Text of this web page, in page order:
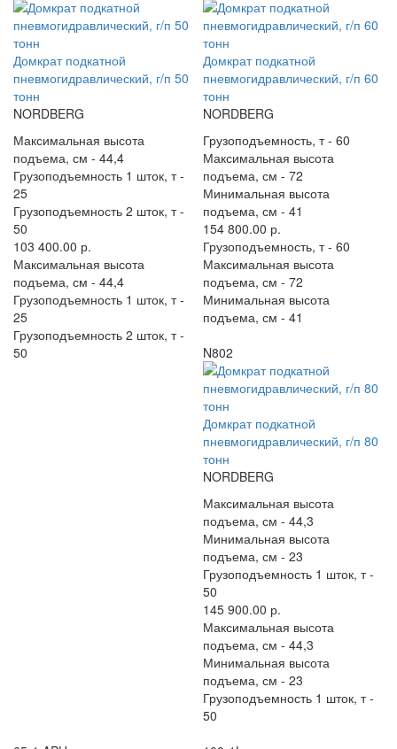
Домкрат подкатной
пневмогидравлический, г/п 50
тонн
NORDBERG
Максимальная высота
подъема, см - 44,4
Грузоподъемность 1 шток, т -
25
Грузоподъемность 2 шток, т -
50
103 400.00 р.
Максимальная высота
подъема, см - 44,4
Грузоподъемность 1 шток, т -
25
Грузоподъемность 2 шток, т -
50
Домкрат подкатной
пневмогидравлический, г/п 60
тонн
NORDBERG
Грузоподъемность, т - 60
Максимальная высота
подъема, см - 72
Минимальная высота
подъема, см - 41
154 800.00 р.
Грузоподъемность, т - 60
Максимальная высота
подъема, см - 72
Минимальная высота
подъема, см - 41
N802
Домкрат подкатной
пневмогидравлический, г/п 80
тонн
NORDBERG
Максимальная высота
подъема, см - 44,3
Минимальная высота
подъема, см - 23
Грузоподъемность 1 шток, т -
50
145 900.00 р.
Максимальная высота
подъема, см - 44,3
Минимальная высота
подъема, см - 23
Грузоподъемность 1 шток, т -
50